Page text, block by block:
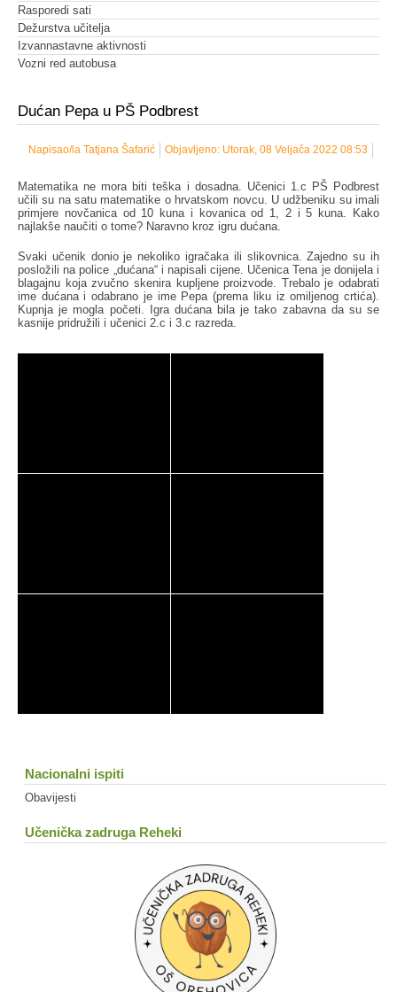
Rasporedi sati
Dežurstva učitelja
Izvannastavne aktivnosti
Vozni red autobusa
Dućan Pepa u PŠ Podbrest
Objavljeno: Utorak, 08 Veljača 2022 08:53
Napisao/la Tatjana Šafarić
Matematika ne mora biti teška i dosadna. Učenici 1.c PŠ Podbrest
učili su na satu matematike o hrvatskom novcu. U udžbeniku su imali
primjere novčanica od 10 kuna i kovanica od 1, 2 i 5 kuna. Kako
najlakše naučiti o tome? Naravno kroz igru dućana.
Svaki učenik donio je nekoliko igračaka ili slikovnica. Zajedno su ih
posložili na police „dućana“ i napisali cijene. Učenica Tena je donijela i
blagajnu koja zvučno skenira kupljene proizvode. Trebalo je odabrati
ime dućana i odabrano je ime Pepa (prema liku iz omiljenog crtića).
Kupnja je mogla početi. Igra dućana bila je tako zabavna da su se
kasnije pridružili i učenici 2.c i 3.c razreda.
Nacionalni ispiti
Obavijesti
Učenička zadruga Reheki